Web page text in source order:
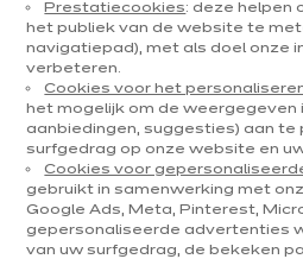
Prestatiecookies: deze helpen
het publiek van de website te
navigatiepad), met als doel onze
verbeteren.
Cookies voor het
het mogelijk om de weergegeven
aanbiedingen, suggesties) aan te
surfgedrag op onze website en
Cookies voor
gebruikt in samenwerking met
Google Ads, Meta, Pinterest,
gepersonaliseerde advertenties
van uw surfgedrag, de bekeken